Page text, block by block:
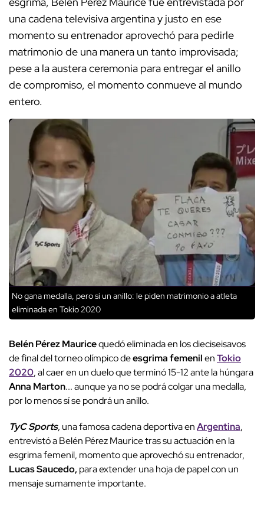
una cadena televisiva argentina y justo en ese
momento su entrenador aprovechó para pedirle
matrimonio de una manera un tanto improvisada;
pese a la austera ceremonia para entregar el anillo
de compromiso, el momento conmueve al mundo
entero.
No gana medalla, pero sí un anillo: le piden matrimonio a atleta
eliminada en Tokio 2020
Belén Pérez Mauricequedó eliminada en los dieciseisavos
de final del torneo olímpico deesgrima femenilenTokio
2020, al caer en un duelo que terminó 15-12 ante la húngara
Anna Marton... aunque ya no se podrá colgar una medalla,
por lo menos sí se pondrá un anillo.
TyC Sports, una famosa cadena deportiva enArgentina,
entrevistó a Belén Pérez Maurice tras su actuación en la
esgrima femenil, momento que aprovechó su entrenador,
Lucas Saucedo, para extender una hoja de papel con un
mensaje sumamente importante.